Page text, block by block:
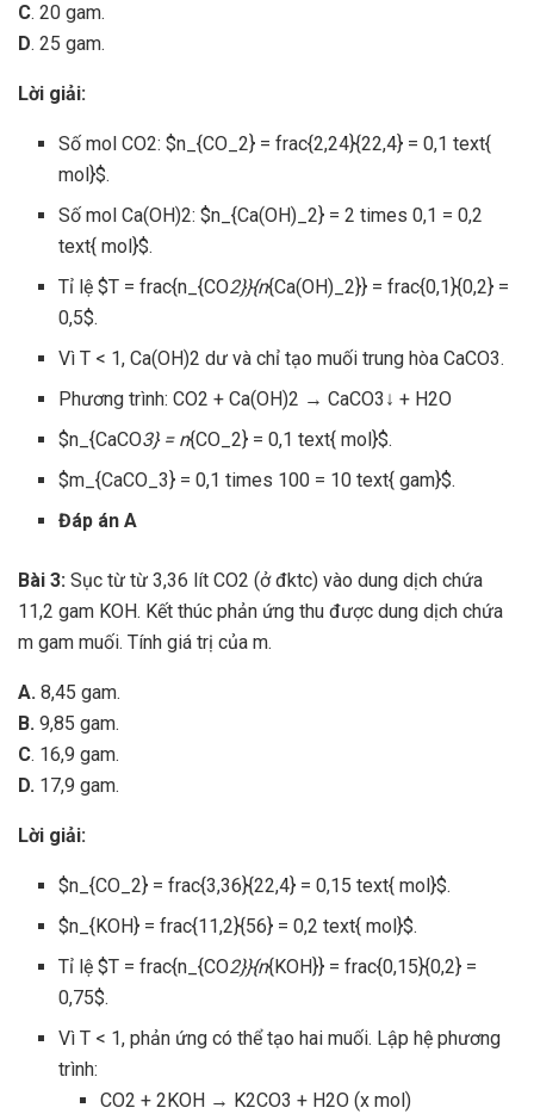
C. 20 gam.
D. 25 gam.
Lời giải:
Số mol CO2: $n_{CO_2} = frac{2,24}{22,4} = 0,1 text{
mol}$.
Số mol Ca(OH)2: $n_{Ca(OH)_2} = 2 times 0,1 = 0,2
text{ mol}$.
Tỉ lệ $T = frac{n_{CO2}}{n{Ca(OH)_2}} = frac{0,1}{0,2} =
0,5$.
Vì T < 1, Ca(OH)2 dư và chỉ tạo muối trung hòa CaCO3.
Phương trình: CO2 + Ca(OH)2 → CaCO3↓ + H2O
$n_{CaCO3} = n{CO_2} = 0,1 text{ mol}$.
$m_{CaCO_3} = 0,1 times 100 = 10 text{ gam}$.
Đáp án A
Bài 3: Sục từ từ 3,36 lít CO2 (ở đktc) vào dung dịch chứa
11,2 gam KOH. Kết thúc phản ứng thu được dung dịch chứa
m gam muối. Tính giá trị của m.
A. 8,45 gam.
B. 9,85 gam.
C. 16,9 gam.
D. 17,9 gam.
Lời giải:
$n_{CO_2} = frac{3,36}{22,4} = 0,15 text{ mol}$.
$n_{KOH} = frac{11,2}{56} = 0,2 text{ mol}$.
Tỉ lệ $T = frac{n_{CO2}}{n{KOH}} = frac{0,15}{0,2} =
0,75$.
Vì T < 1, phản ứng có thể tạo hai muối. Lập hệ phương
trình:
CO2 + 2KOH → K2CO3 + H2O (x mol)